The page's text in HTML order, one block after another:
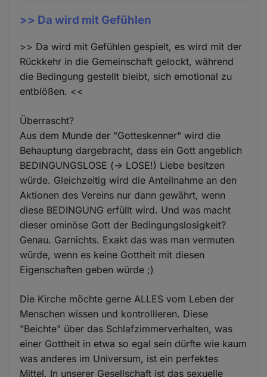
>> Da wird mit Gefühlen
>> Da wird mit Gefühlen gespielt, es wird mit der
Rückkehr in die Gemeinschaft gelockt, während
die Bedingung gestellt bleibt, sich emotional zu
entblößen. <<
Überrascht?
Aus dem Munde der "Gotteskenner" wird die
Behauptung dargebracht, dass ein Gott angeblich
BEDINGUNGSLOSE (-> LOSE!) Liebe besitzen
würde. Gleichzeitig wird die Anteilnahme an den
Aktionen des Vereins nur dann gewährt, wenn
diese BEDINGUNG erfüllt wird. Und was macht
dieser ominöse Gott der Bedingungslosigkeit?
Genau. Garnichts. Exakt das was man vermuten
würde, wenn es keine Gottheit mit diesen
Eigenschaften geben würde ;)
Die Kirche möchte gerne ALLES vom Leben der
Menschen wissen und kontrollieren. Diese
"Beichte" über das Schlafzimmerverhalten, was
einer Gottheit in etwa so egal sein dürfte wie kaum
was anderes im Universum, ist ein perfektes
Mittel. In unserer Gesellschaft ist das sexuelle